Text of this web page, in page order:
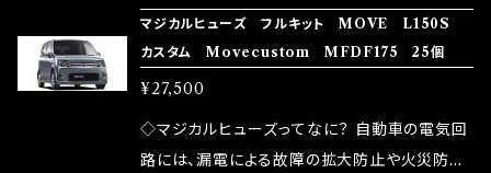
など、これらの効果は、タウンユースだけでなく、
モータースポーツシーンでの実証実験の上、 製
品化を果たしております。
ズが、マジカルヒューズになります。 ◇マジカル
ヒューズの効果 マジカルヒューズは放電防止効
果・接触抵抗低減効果により、このような効果を
発揮します。 ・アクセルレスポンスの向上 ・アイ
ドリング安定化（静粛性UP） ・ターボ車のターボ
路として、各回路への電力供給を行っています。
しかし、ヒューズには拭い去れない欠点があり
ます。 1.溶接回路であるため、配線と比較し抵抗
が大きい。 2.金属部分が露出している為、空気
中に漏電してしまう。 3.金属プレートが接触する
マジカルヒューズ フルキット MOVE L150S
カスタム Movecustom MFDF175 25個
¥27,500
◇マジカルヒューズってなに？ 自動車の電気回
路には、漏電による故障の拡大防止や火災防止